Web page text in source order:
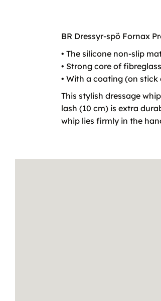
BR Dressyr-spö Fornax
• The silicone non-slip
• Strong core of fibreglass
• With a coating (on
This stylish dressage
lash (10 cm) is extra
whip lies firmly in the